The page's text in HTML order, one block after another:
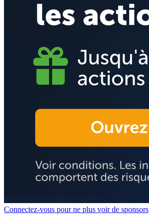
Connectez-vous pour ne plus voir de sponsors